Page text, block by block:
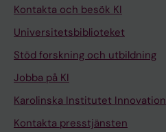
Kontakta och besök KI
Universitetsbiblioteket
Stöd forskning och utbildning
Jobba på KI
Karolinska Institutet Innovation
Kontakta presstjänsten